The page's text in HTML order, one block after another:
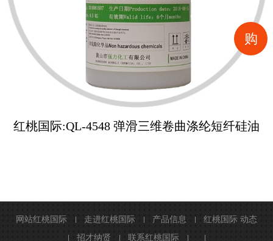
购
红桃国际:QL-4548 弹滑三维卷曲涤纶短纤硅油
网站红桃国际 走进红桃国际 产品信息
红桃国际 动态
招才纳贤
联系红桃国际